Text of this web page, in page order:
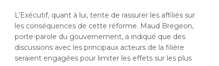
L’Exécutif, quant à lui, tente de rassurer les affiliés sur
les conséquences de cette réforme. Maud Bregeon,
porte-parole du gouvernement, a indiqué que des
discussions avec les principaux acteurs de la filière
seraient engagées pour limiter les effets sur les plus